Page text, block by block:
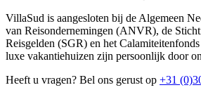
VillaSud is aangesloten bij de Algemeen
van Reisondernemingen (ANVR), de
Reisgelden (SGR) en het
luxe vakantiehuizen zijn persoonlijk door
Heeft u vragen? Bel ons gerust op +31